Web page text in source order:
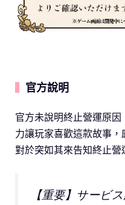
官方說明
官方未說明終止營運原
力讓玩家喜歡這款故事
對於突如其來告知終止營
【重要】サービ